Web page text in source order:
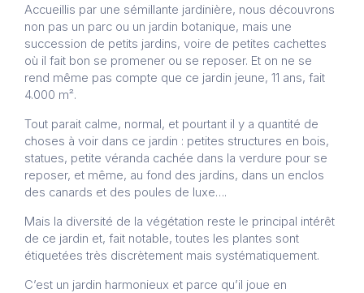
Accueillis par une sémillante jardinière, nous découvrons
non pas un parc ou un jardin botanique, mais une
succession de petits jardins, voire de petites cachettes
où il fait bon se promener ou se reposer. Et on ne se
rend même pas compte que ce jardin jeune, 11 ans, fait
4.000 m².
Tout parait calme, normal, et pourtant il y a quantité de
choses à voir dans ce jardin : petites structures en bois,
statues, petite véranda cachée dans la verdure pour se
reposer, et même, au fond des jardins, dans un enclos
des canards et des poules de luxe….
Mais la diversité de la végétation reste le principal intérêt
de ce jardin et, fait notable, toutes les plantes sont
étiquetées très discrètement mais systématiquement.
C’est un jardin harmonieux et parce qu’il joue en